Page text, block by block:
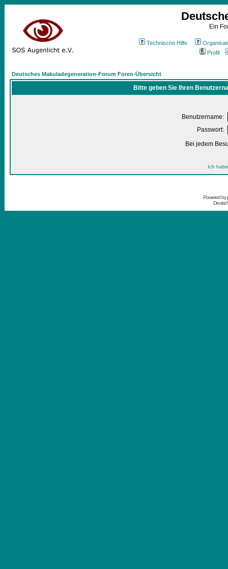
Ein
Technische Hilfe
Profil
Deutsches Makuladegeneration-Forum Foren-Übersicht
Bitte geben Sie Ihren
Benutzername:
Passwort:
Bei jedem
Ich
Powered by